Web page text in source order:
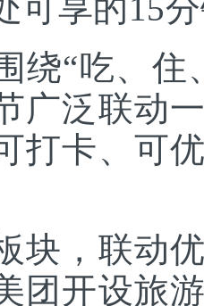
可享的15
“吃、住
广泛联动
打卡、可
，联动优
团开设旅